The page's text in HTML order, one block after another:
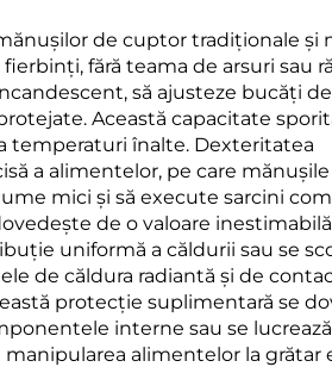
de cuptor tradiționale și
fără teama de arsuri sau
să ajusteze bucăți
Această capacitate
temperaturi înalte. Dexteritatea
a alimentelor, pe care
mici și să execute sarcini
de o valoare
uniformă a căldurii sau se
de căldura radiantă și de
protecție suplimentară se
interne sau se
alimentelor la grătar